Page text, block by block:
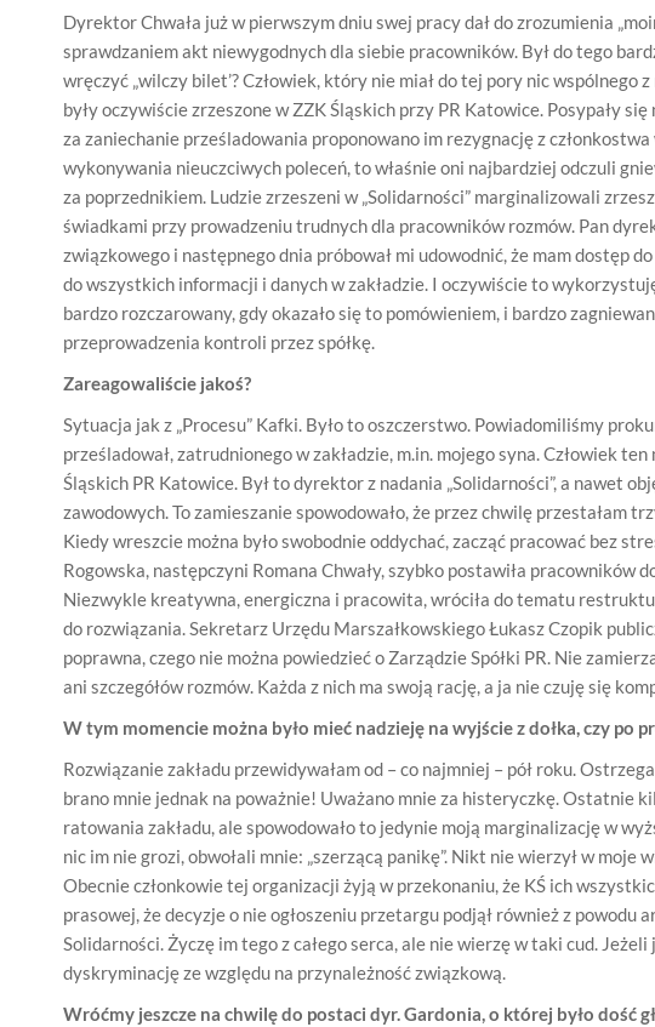
Dyrektor Chwała już w pierwszym dniu swej pracy dał do zrozumienia
sprawdzaniem akt niewygodnych dla siebie pracowników. Był do tego
wręczyć „wilczy bilet’? Człowiek, który nie miał do tej pory nic wspólnego
były oczywiście zrzeszone w ZZK Śląskich przy PR Katowice. Posypały
za zaniechanie prześladowania proponowano im rezygnację z
wykonywania nieuczciwych poleceń, to właśnie oni najbardziej odczuli
za poprzednikiem. Ludzie zrzeszeni w „Solidarności” marginalizowali
świadkami przy prowadzeniu trudnych dla pracowników rozmów. Pan
związkowego i następnego dnia próbował mi udowodnić, że mam dostęp
do wszystkich informacji i danych w zakładzie. I oczywiście to
bardzo rozczarowany, gdy okazało się to pomówieniem, i bardzo
przeprowadzenia kontroli przez spółkę.
Zareagowaliście jakoś?
Sytuacja jak z „Procesu” Kafki. Było to oszczerstwo. Powiadomiliśmy
prześladował, zatrudnionego w zakładzie, m.in. mojego syna. Człowiek
Śląskich PR Katowice. Był to dyrektor z nadania „Solidarności”, a nawet
zawodowych. To zamieszanie spowodowało, że przez chwilę przestałam
Kiedy wreszcie można było swobodnie oddychać, zacząć pracować bez
Rogowska, następczyni Romana Chwały, szybko postawiła
Niezwykle kreatywna, energiczna i pracowita, wróciła do tematu
do rozwiązania. Sekretarz Urzędu Marszałkowskiego Łukasz Czopik
poprawna, czego nie można powiedzieć o Zarządzie Spółki PR. Nie
ani szczegółów rozmów. Każda z nich ma swoją rację, a ja nie czuję się
W tym momencie można było mieć nadzieję na wyjście z dołka, czy po
Rozwiązanie zakładu przewidywałam od – co najmniej – pół roku.
brano mnie jednak na poważnie! Uważano mnie za histeryczkę. Ostatnie
ratowania zakładu, ale spowodowało to jedynie moją marginalizację w
nic im nie grozi, obwołali mnie: „szerzącą panikę”. Nikt nie wierzył w
Obecnie członkowie tej organizacji żyją w przekonaniu, że KŚ ich
prasowej, że decyzje o nie ogłoszeniu przetargu podjął również z
Solidarności. Życzę im tego z całego serca, ale nie wierzę w taki cud.
dyskryminację ze względu na przynależność związkową.
Wróćmy jeszcze na chwilę do postaci dyr. Gardonia, o której było dość